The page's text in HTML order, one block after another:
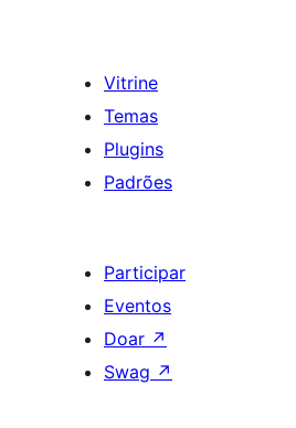
Vitrine
Temas
Plugins
Padrões
Participar
Eventos
Doar ↗
Swag ↗